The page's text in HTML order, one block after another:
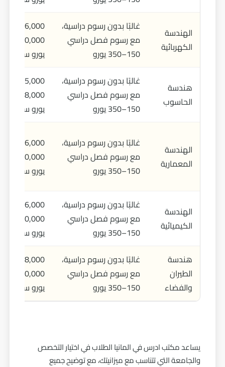
الهندسة
الكهربائية
غالبًا بدون رسوم دراسية،
مع رسوم فصل دراسي
150–350 يورو
20,000
يورو سنويًا
هندسة
الحاسوب
غالبًا بدون رسوم دراسية،
مع رسوم فصل دراسي
150–350 يورو
18,000
يورو سنويًا
الهندسة
المعمارية
غالبًا بدون رسوم دراسية،
مع رسوم فصل دراسي
150–350 يورو
20,000
يورو سنويًا
الهندسة
الكيميائية
غالبًا بدون رسوم دراسية،
مع رسوم فصل دراسي
150–350 يورو
20,000
يورو سنويًا
هندسة
الطيران
والفضاء
غالبًا بدون رسوم دراسية،
مع رسوم فصل دراسي
150–350 يورو
20,000
يورو سنويًا
يساعد مكتب ادرس في المانيا الطلاب في اختيار التخصص
والجامعة التي تتناسب مع ميزانيتك، مع توضيح جميع